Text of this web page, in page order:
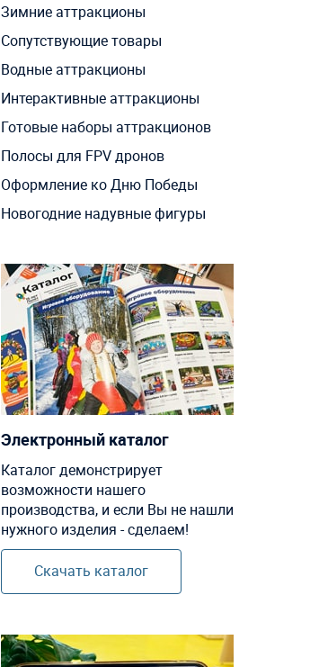
Зимние аттракционы
Сопутствующие товары
Водные аттракционы
Интерактивные аттракционы
Готовые наборы аттракционов
Полосы для FPV дронов
Оформление ко Дню Победы
Новогодние надувные фигуры
Электронный каталог
Каталог демонстрирует
возможности нашего
производства, и если Вы не нашли
нужного изделия - сделаем!
Скачать каталог